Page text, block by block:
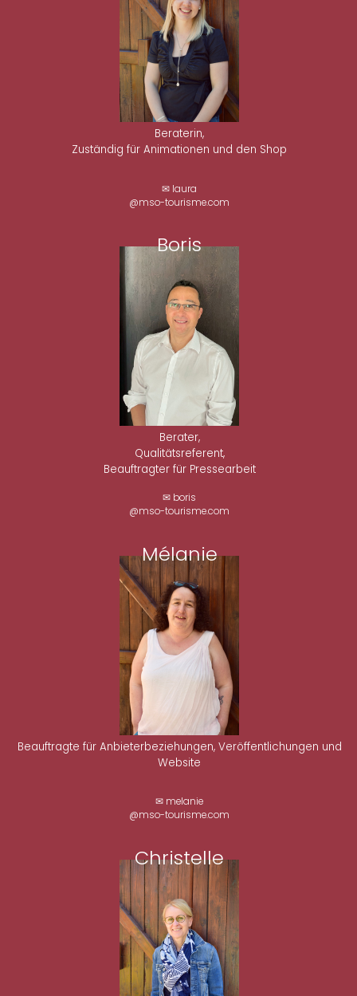
Beraterin,
Zuständig für Animationen und den Shop
✉ laura
@mso-tourisme.com
Boris
Berater,
Qualitätsreferent,
Beauftragter für Pressearbeit
✉ boris
@mso-tourisme.com
Mélanie
Beauftragte für Anbieterbeziehungen, Veröffentlichungen und
Website
✉ melanie
@mso-tourisme.com
Christelle